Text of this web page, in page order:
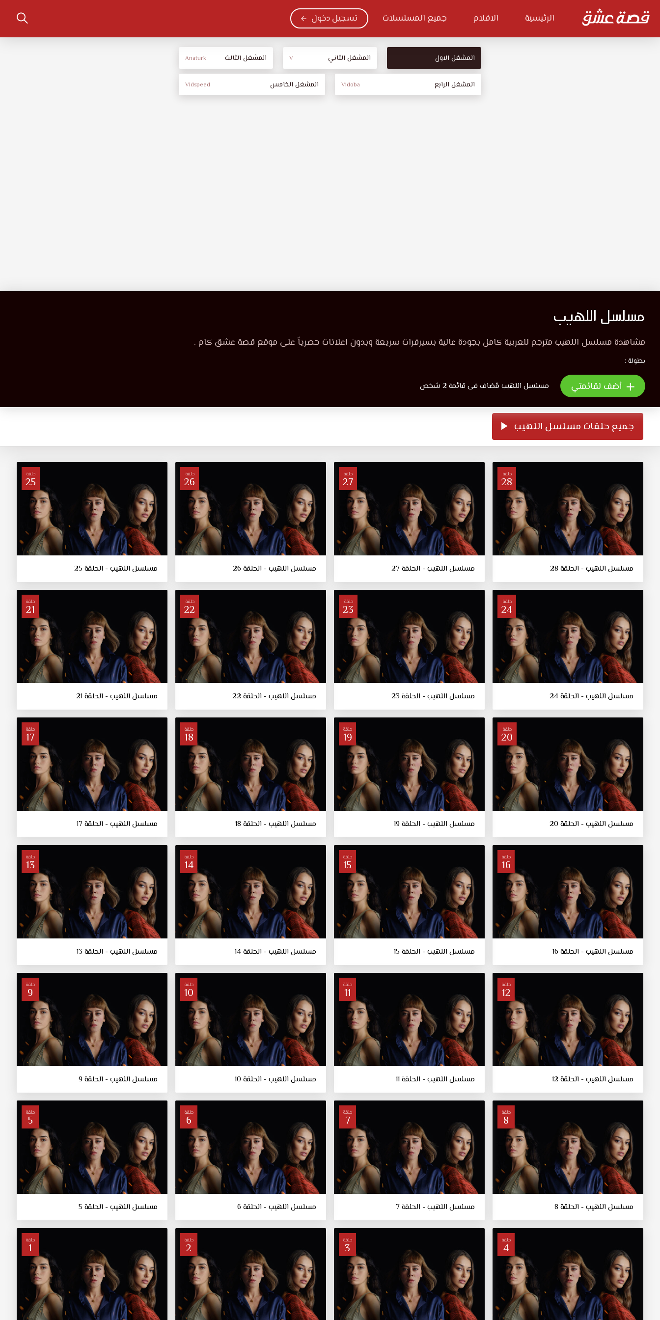
الرئيسية الافلام جميع المسلسلات تسجيل دخول
المشغل الاول المشغل الثاني V المشغل الثالث Anaturk
المشغل الرابع Vidoba المشغل الخامس Vidspeed
مسلسل اللهيب
مشاهدة مسلسل اللهيب مترجم للعربية كامل بجودة عالية بسيرفرات سريعة وبدون اعلانات حصرياً على موقع قصة عشق كام .
بطولة :
أضف لقائمتي مسلسل اللهيب مُضاف فى قائمة 2 شخص
جميع حلقات مسلسل اللهيب
حلقة
28
مسلسل اللهيب - الحلقة 28
حلقة
27
مسلسل اللهيب - الحلقة 27
حلقة
26
مسلسل اللهيب - الحلقة 26
حلقة
25
مسلسل اللهيب - الحلقة 25
حلقة
24
مسلسل اللهيب - الحلقة 24
حلقة
23
مسلسل اللهيب - الحلقة 23
حلقة
22
مسلسل اللهيب - الحلقة 22
حلقة
21
مسلسل اللهيب - الحلقة 21
حلقة
20
مسلسل اللهيب - الحلقة 20
حلقة
19
مسلسل اللهيب - الحلقة 19
حلقة
18
مسلسل اللهيب - الحلقة 18
حلقة
17
مسلسل اللهيب - الحلقة 17
حلقة
16
مسلسل اللهيب - الحلقة 16
حلقة
15
مسلسل اللهيب - الحلقة 15
حلقة
14
مسلسل اللهيب - الحلقة 14
حلقة
13
مسلسل اللهيب - الحلقة 13
حلقة
12
مسلسل اللهيب - الحلقة 12
حلقة
11
مسلسل اللهيب - الحلقة 11
حلقة
10
مسلسل اللهيب - الحلقة 10
حلقة
9
مسلسل اللهيب - الحلقة 9
حلقة
8
مسلسل اللهيب - الحلقة 8
حلقة
7
مسلسل اللهيب - الحلقة 7
حلقة
6
مسلسل اللهيب - الحلقة 6
حلقة
5
مسلسل اللهيب - الحلقة 5
حلقة
4
حلقة
3
حلقة
2
حلقة
1